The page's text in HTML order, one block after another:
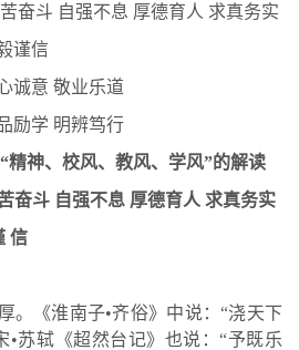
奋斗 自强不息 厚德育人 求真务实
谨信
意 敬业乐道
学 明辨笃行
精神、校风、教风、学风”的解读
奋斗 自强不息 厚德育人 求真务实
信
。《淮南子•齐俗》中说：“浇天下
•苏轼《超然台记》也说：“予既乐